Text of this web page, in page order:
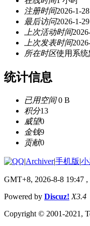
注册时间2026-1-
最后访问2026-1-
上次活动时间
上次发表时间
所在时区使用系统
统计信息
已用空间0 B
积分13
威望0
金钱9
贡献0
|Archiver|手机版|
GMT+8, 2026-8-8 19:47 ,
Powered by Discuz! X3.4
Copyright © 2001-2021,